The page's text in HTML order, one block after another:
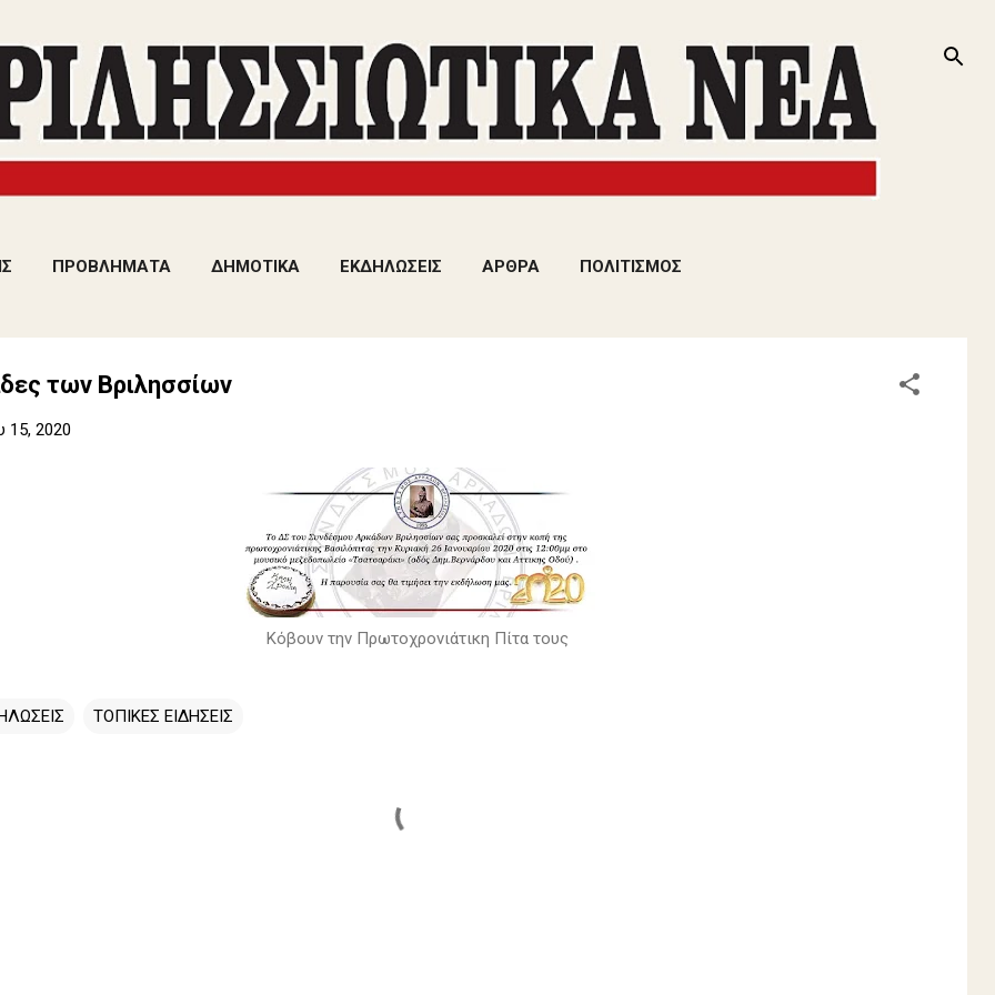
ΠΡΟΒΛΗΜΑΤΑ ΔΗΜΟΤΙΚΑ ΕΚΔΗΛΩΣΕΙΣ ΑΡΘΡΑ ΠΟΛΙΤΙΣΜΟΣ
των Βριλησσίων
15, 2020
Κόβουν την Πρωτοχρονιάτικη Πίτα τους
ΤΟΠΙΚΕΣ ΕΙΔΗΣΕΙΣ